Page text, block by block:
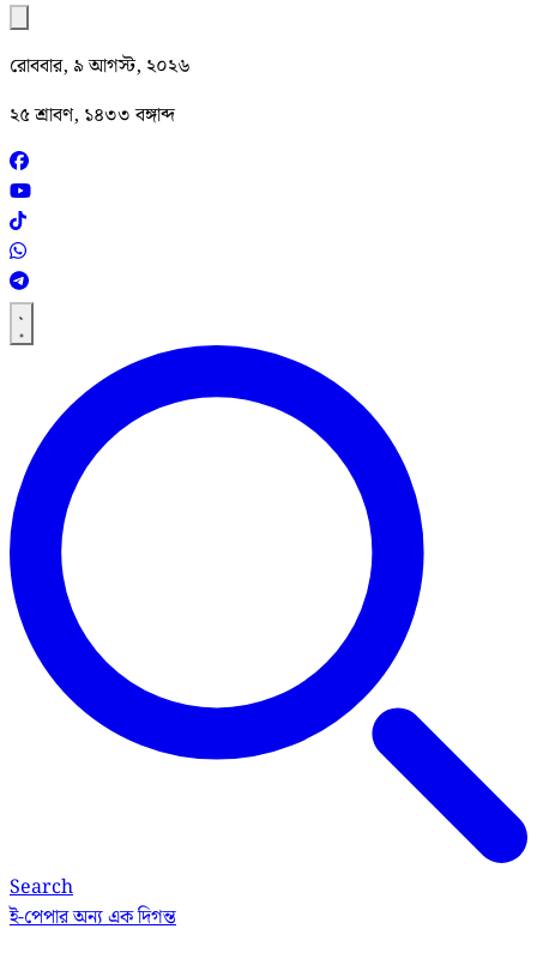
রোববার, ৯ আগস্ট, ২০২৬
২৫ শ্রাবণ, ১৪৩৩ বঙ্গাব্দ
Search
ই-পেপারঅন্য এক দিগন্ত